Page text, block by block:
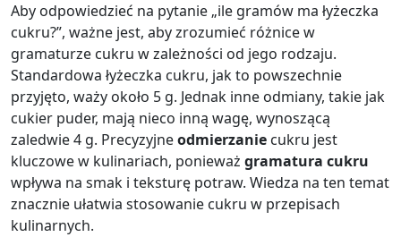
Aby odpowiedzieć na pytanie „ile gramów ma łyżeczka
cukru?”, ważne jest, aby zrozumieć różnice w
gramaturze cukru w zależności od jego rodzaju.
Standardowa łyżeczka cukru, jak to powszechnie
przyjęto, waży około 5 g. Jednak inne odmiany, takie jak
cukier puder, mają nieco inną wagę, wynoszącą
zaledwie 4 g. Precyzyjneodmierzanie cukru jest
kluczowe w kulinariach, ponieważ gramatura cukru
wpływa na smak i teksturę potraw. Wiedza na ten temat
znacznie ułatwia stosowanie cukru w przepisach
kulinarnych.